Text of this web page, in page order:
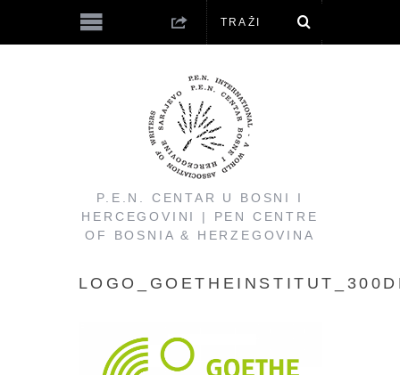
P.E.N. CENTAR U BOSNI I
HERCEGOVINI | PEN CENTRE
OF BOSNIA & HERZEGOVINA